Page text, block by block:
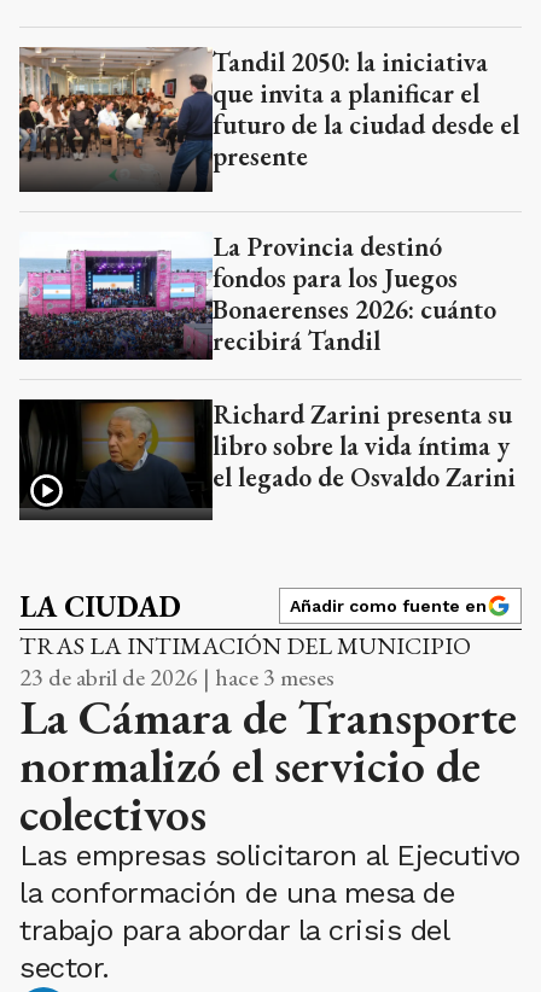
Tandil 2050: la iniciativa
que invita a planificar el
futuro de la ciudad desde el
presente
La Provincia destinó
fondos para los Juegos
Bonaerenses 2026: cuánto
recibirá Tandil
Richard Zarini presenta su
libro sobre la vida íntima y
el legado de Osvaldo Zarini
LA CIUDAD Añadir como fuente en
TRAS LA INTIMACIÓN DEL MUNICIPIO
23 de abril de 2026 | hace 3 meses
La Cámara de Transporte
normalizó el servicio de
colectivos
Las empresas solicitaron al Ejecutivo
la conformación de una mesa de
trabajo para abordar la crisis del
sector.